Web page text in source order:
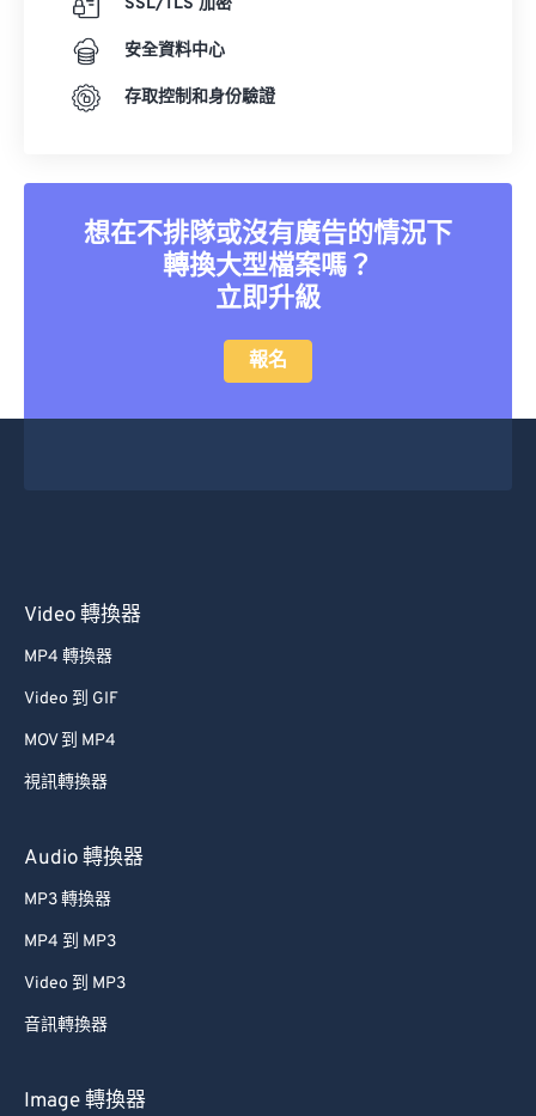
SSL/TLS 加密
安全資料中心
存取控制和身份驗證
想在不排隊或沒有廣告的情況下
轉換大型檔案嗎？
立即升級
報名
Video 轉換器
MP4 轉換器
Video 到 GIF
MOV 到 MP4
視訊轉換器
Audio 轉換器
MP3 轉換器
MP4 到 MP3
Video 到 MP3
音訊轉換器
Image 轉換器